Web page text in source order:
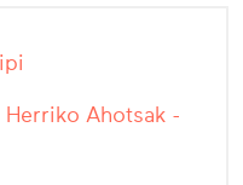
Herriko Ahotsak -